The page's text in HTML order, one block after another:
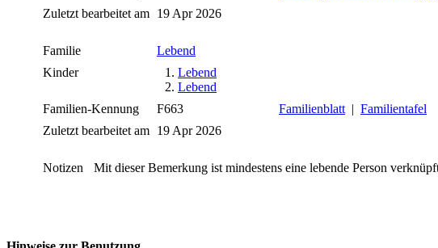
Zuletzt bearbeitet am 19 Apr 2026
Familie
Lebend
Kinder
1. Lebend
2. Lebend
Familien-Kennung
F663 Familienblatt | Familientafel
Zuletzt bearbeitet am 19 Apr 2026
Notizen Mit dieser Bemerkung ist mindestens eine lebende Person